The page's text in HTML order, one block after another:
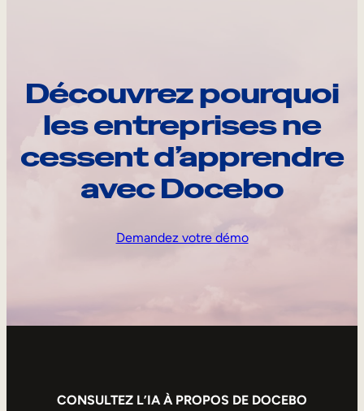
Découvrez pourquoi
les entreprises ne
cessent d’apprendre
avec Docebo
Demandez votre démo
CONSULTEZ L’IA À PROPOS DE DOCEBO